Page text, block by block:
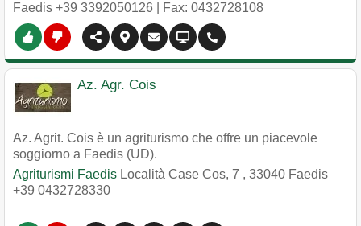
Faedis +39 3392050126 | Fax: 0432728108
Az. Agr. Cois
Az. Agrit. Cois è un agriturismo che offre un piacevole
soggiorno a Faedis (UD).
Agriturismi Faedis Località Case Cos, 7 , 33040 Faedis
+39 0432728330